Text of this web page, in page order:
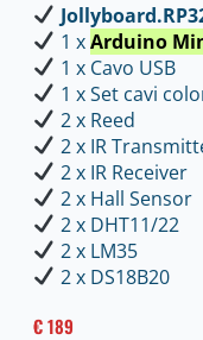
1 xArduino
1 x Cavo USB
1 x Set cavi
2 x Reed
2 x IR
2 x IR Receiver
2 x Hall Sensor
2 x DHT11/22
2 x LM35
2 x DS18B20
€ 189